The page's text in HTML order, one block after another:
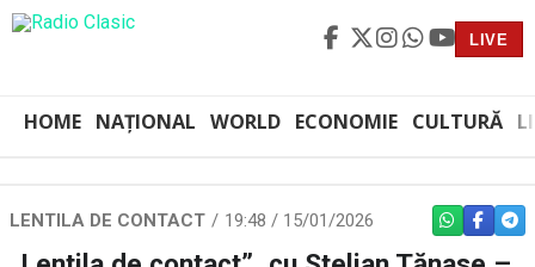
LIVE
HOME NAȚIONAL WORLD ECONOMIE CULTURĂ
LENTILA DE CONTACT 19:48 / 15/01/2026 WHATSAPP